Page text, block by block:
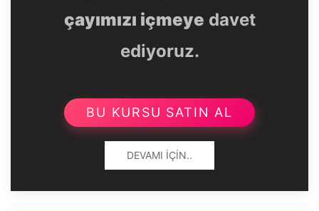
çayımızı içmeye davet
ediyoruz.
BU KURSU SATIN AL
DEVAMI İÇIN..